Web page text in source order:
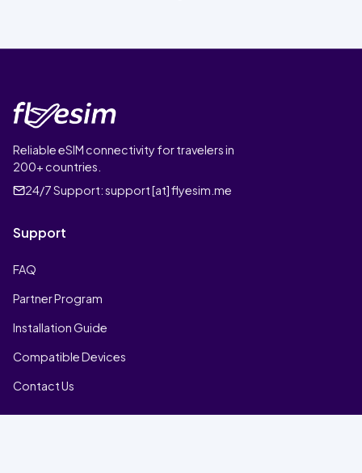
Reliable eSIM connectivity for travelers in
200+ countries.
24/7 Support:support [at] flyesim.me
Support
FAQ
Partner Program
Installation Guide
Compatible Devices
Contact Us